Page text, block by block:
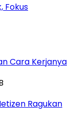
Fokus
Cara Kerjanya
Ragukan